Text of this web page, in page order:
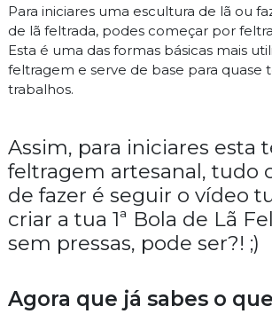
Para iniciares uma escultura de lã ou
de lã feltrada, podes começar por
Esta é uma das formas básicas mais
feltragem e serve de base para quase
trabalhos.
Assim, para iniciares esta
feltragem artesanal, tudo
de fazer é seguir o vídeo
criar a tua 1ª Bola de Lã
sem pressas, pode ser?! ;)
Agora que já sabes o